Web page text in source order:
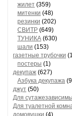
жилет (359)
митенки (48)
резинки (202)
СВИТР (649)
ТУНИКА (630)
шали (153)
газетные трубочки
постеры (1)
декупаж (627)
Азбука декупажа
джут (50)
Для
Для туалетной
домовушки (4)